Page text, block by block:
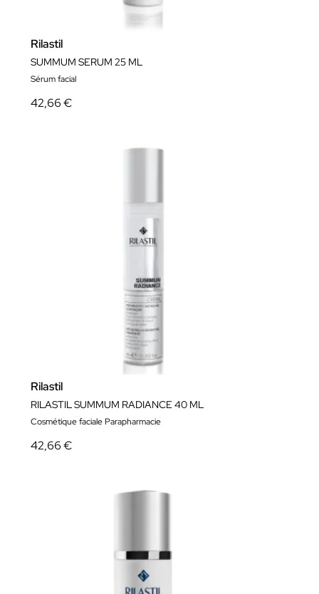
Rilastil
SUMMUM SERUM 25 ML
Sérum facial
42,66 €
Rilastil
RILASTIL SUMMUM RADIANCE 40 ML
Cosmétique faciale Parapharmacie
42,66 €